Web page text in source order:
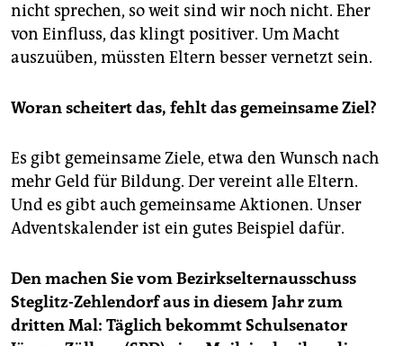
veranstaltungen
shop
abo
genossenschaft
epaper login
nicht sprechen, so weit sind wir noch nicht. Eher
von Einfluss, das klingt positiver. Um Macht
auszuüben, müssten Eltern besser vernetzt sein.
Woran scheitert das, fehlt das gemeinsame Ziel?
Es gibt gemeinsame Ziele, etwa den Wunsch nach
mehr Geld für Bildung. Der vereint alle Eltern.
Und es gibt auch gemeinsame Aktionen. Unser
Adventskalender ist ein gutes Beispiel dafür.
Den machen Sie vom Bezirkselternausschuss
Steglitz-Zehlendorf aus in diesem Jahr zum
dritten Mal: Täglich bekommt Schulsenator